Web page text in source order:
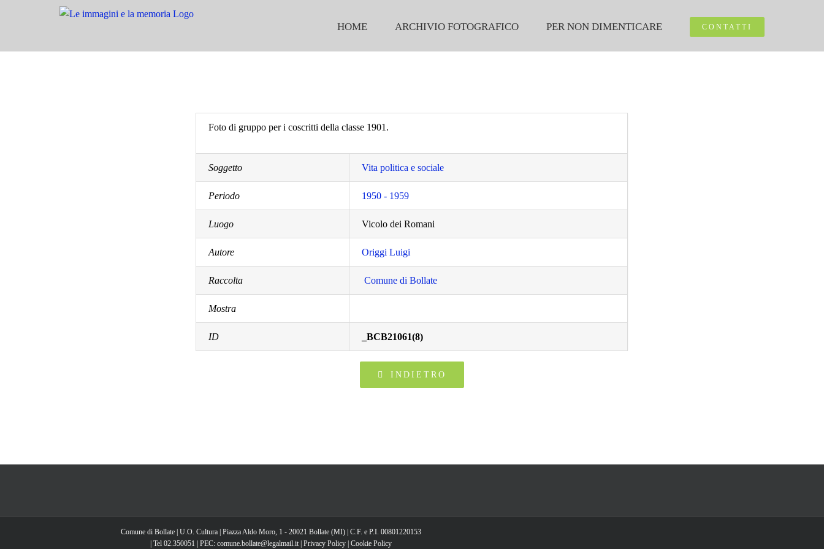
HOME ARCHIVIO FOTOGRAFICO PER NON DIMENTICARE CONTATTI
Foto di gruppo per i coscritti della classe 1901.
Soggetto Vita politica e sociale
Periodo 1950 - 1959
Luogo Vicolo dei Romani
Autore Origgi Luigi
Raccolta Comune di Bollate
Mostra
ID _BCB21061(8)
INDIETRO
Comune di Bollate | U.O. Cultura | Piazza Aldo Moro, 1 - 20021 Bollate (MI) | C.F. e P.I. 00801220153
| Tel 02.350051 | PEC: comune.bollate@legalmail.it | Privacy Policy Cookie Policy